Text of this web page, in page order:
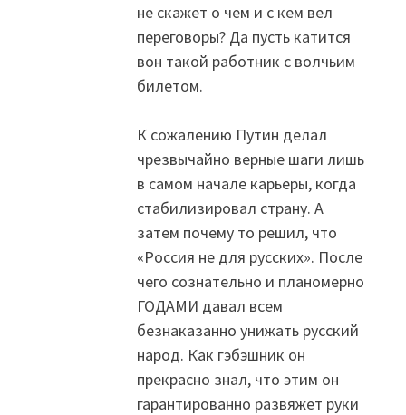
не скажет о чем и с кем вел
переговоры? Да пусть катится
вон такой работник с волчьим
билетом.
К сожалению Путин делал
чрезвычайно верные шаги лишь
в самом начале карьеры, когда
стабилизировал страну. А
затем почему то решил, что
«Россия не для русских». После
чего сознательно и планомерно
ГОДАМИ давал всем
безнаказанно унижать русский
народ. Как гэбэшник он
прекрасно знал, что этим он
гарантированно развяжет руки